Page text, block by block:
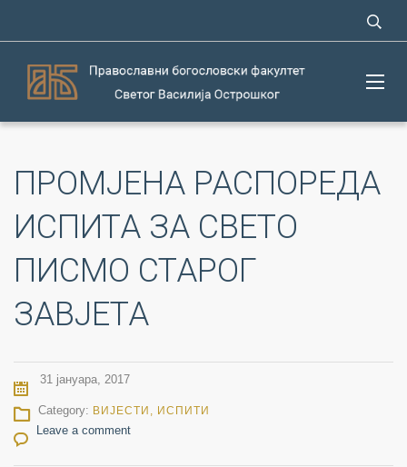
ПРОМЈЕНА РАСПОРЕДА
ИСПИТА ЗА СВЕТО
ПИСМО СТАРОГ
ЗАВЈЕТА
31 јануара, 2017
Category: ВИЈЕСТИ , ИСПИТИ
Leave a comment